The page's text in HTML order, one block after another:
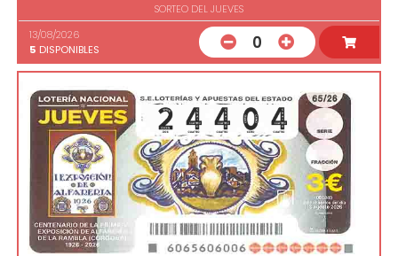
SORTEO DEL JUEVES
13/08/2026
5 DISPONIBLES 0